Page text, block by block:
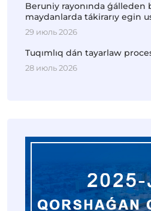
Beruniy rayonında ǵálleden
maydanlarda tákirarıy egin
29 июль 2026
Tuqımlıq dán tayarlaw
28 июль 2026